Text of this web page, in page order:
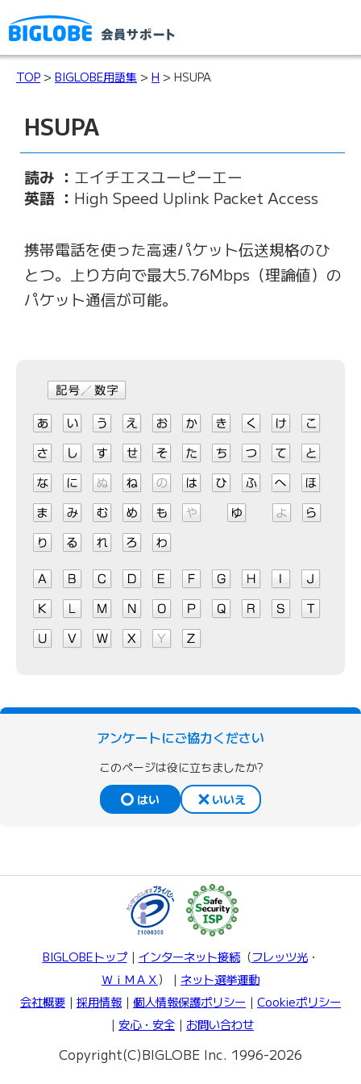
TOP > BIGLOBE用語集 > H > HSUPA
HSUPA
読み ： エイチエスユーピーエー
英語 ： High Speed Uplink Packet Access
携帯電話を使った高速パケット伝送規格のひ
とつ。上り方向で最大5.76Mbps（理論値）の
パケット通信が可能。
アンケートにご協力ください
このページは役に立ちましたか?
はい
いいえ
BIGLOBEトップ｜ インターネット接続（フレッツ光・
ＷｉＭＡＸ）｜ ネット選挙運動
会社概要 ｜ 採用情報 ｜ 個人情報保護ポリシー ｜ Cookieポリシー
｜ 安心・安全 ｜ お問い合わせ
Copyright(C)BIGLOBE Inc. 1996-2026